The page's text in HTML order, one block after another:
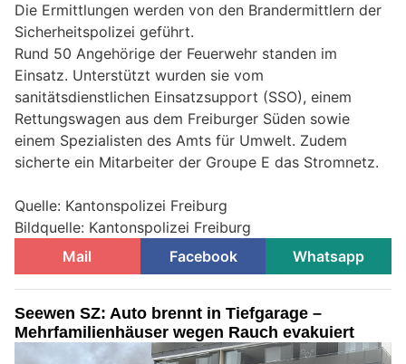
Die Ermittlungen werden von den Brandermittlern der
Sicherheitspolizei geführt.
Rund 50 Angehörige der Feuerwehr standen im
Einsatz. Unterstützt wurden sie vom
sanitätsdienstlichen Einsatzsupport (SSO), einem
Rettungswagen aus dem Freiburger Süden sowie
einem Spezialisten des Amts für Umwelt. Zudem
sicherte ein Mitarbeiter der Groupe E das Stromnetz.
Quelle: Kantonspolizei Freiburg
Bildquelle: Kantonspolizei Freiburg
Mail
Facebook Whatsapp
Seewen SZ: Auto brennt in Tiefgarage –
Mehrfamilienhäuser wegen Rauch evakuiert